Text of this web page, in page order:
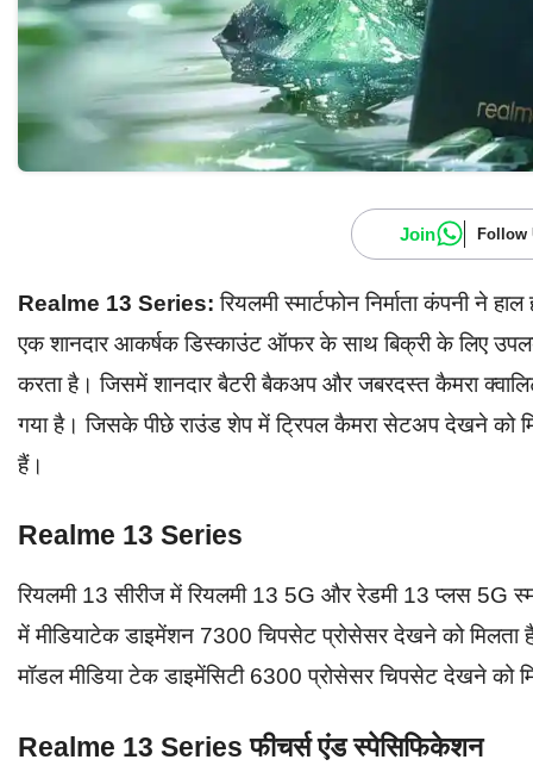
Join Follow
Realme 13 Series: रियलमी स्मार्टफोन निर्माता कंपनी ने
एक शानदार आकर्षक डिस्काउंट ऑफर के साथ बिक्री के लिए
करता है। जिसमें शानदार बैटरी बैकअप और जबरदस्त कैमरा
गया है। जिसके पीछे राउंड शेप में ट्रिपल कैमरा सेटअप देखने को
हैं।
Realme 13 Series
रियलमी 13 सीरीज में रियलमी 13 5G और रेडमी 13 प्लस 5G
में मीडियाटेक डाइमेंशन 7300 चिपसेट प्रोसेसर देखने को
मॉडल मीडिया टेक डाइमेंसिटी 6300 प्रोसेसर चिपसेट देखने को
Realme 13 Series फीचर्स एंड स्पेसिफिकेशन